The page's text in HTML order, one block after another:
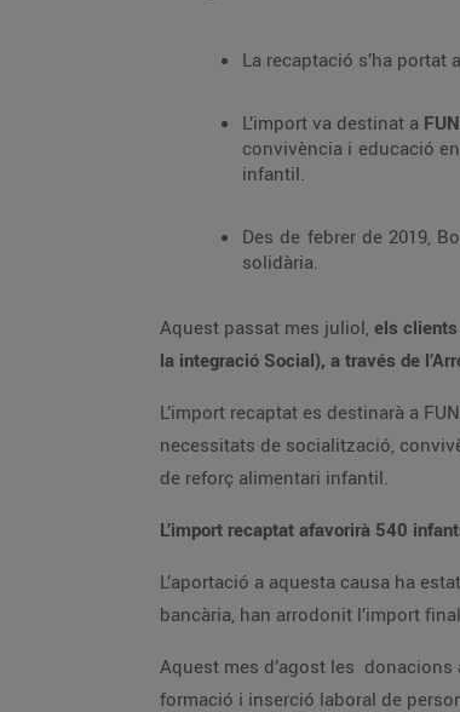
La recaptació s’ha portat
L’import va destinat a
convivència i educació
infantil.
Des de febrer de 2019,
solidària.
Aquest passat mes juliol, els clients
la integració Social), a través de
L’import recaptat es destinarà a
necessitats de socialització,
de reforç alimentari infantil.
L’import recaptat afavorirà 540
L’aportació a aquesta causa ha
bancària, han arrodonit l’import
Aquest mes d’agost les donacions
formació i inserció laboral de